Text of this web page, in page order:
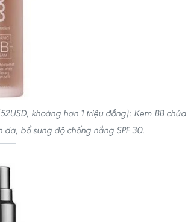
khoảng hơn 1 triệu đồng): Kem BB chứa
bổ sung độ chống nắng SPF 30.